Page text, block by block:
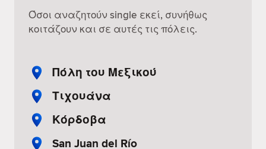
Όσοι αναζητούν single εκεί, συνήθως
κοιτάζουν και σε αυτές τις πόλεις.
Πόλη του Μεξικού
Τιχουάνα
Κόρδοβα
San Juan del Río